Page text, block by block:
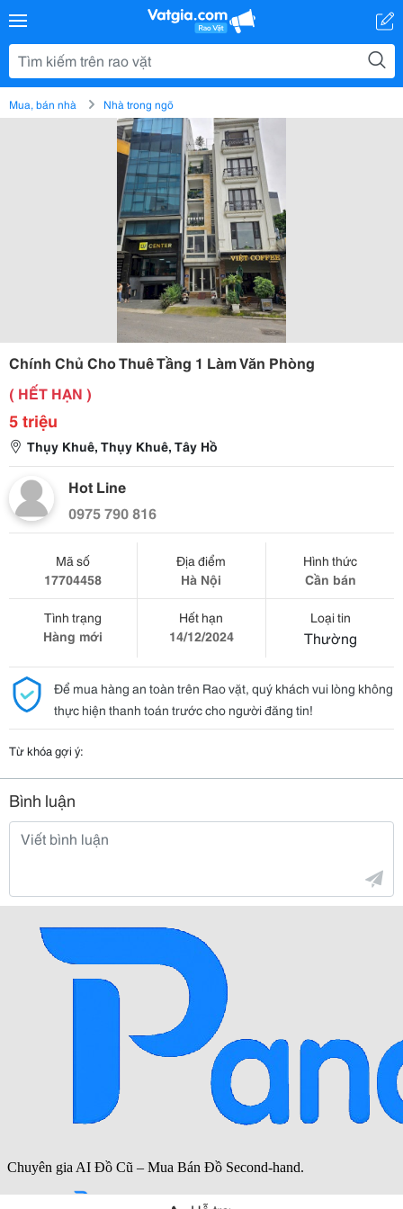
Mua, bán nhà Nhà trong ngõ
Chính Chủ Cho Thuê Tầng 1 Làm Văn Phòng
( HẾT HẠN )
5 triệu
Thụy Khuê, Thụy Khuê, Tây Hồ
Hot Line
0975 790 816
Mã số
17704458
Địa điểm
Hà Nội
Hình thức
Cần bán
Tình trạng
Hàng mới
Hết hạn
14/12/2024
Loại tin
Thường
Để mua hàng an toàn trên Rao vặt, quý khách vui lòng không
thực hiện thanh toán trước cho người đăng tin!
Từ khóa gợi ý:
Bình luận